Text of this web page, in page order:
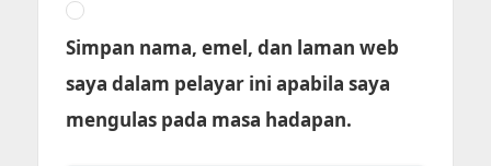
Simpan nama, emel, dan laman web
saya dalam pelayar ini apabila saya
mengulas pada masa hadapan.